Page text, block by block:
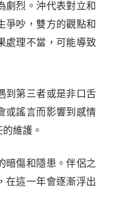
劇烈。沖代表對立和
爭吵，雙方的觀點和
處理不當，可能導致
到第三者或是非口舌
或謠言而影響到感情
維護。
暗傷和隱患。伴侶之
在這一年會逐漸浮出